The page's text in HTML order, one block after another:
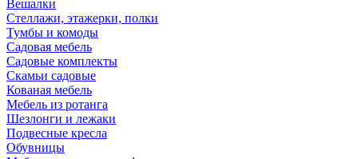
Вешалки
Стеллажи, этажерки, полки
Тумбы и комоды
Садовая мебель
Садовые комплекты
Скамьи садовые
Кованая мебель
Мебель из ротанга
Шезлонги и лежаки
Подвесные кресла
Обувницы